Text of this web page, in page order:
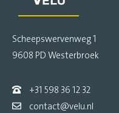
Scheepswervenweg 1
9608 PD Westerbroek
+31 598 36 12 32
contact@velu.nl